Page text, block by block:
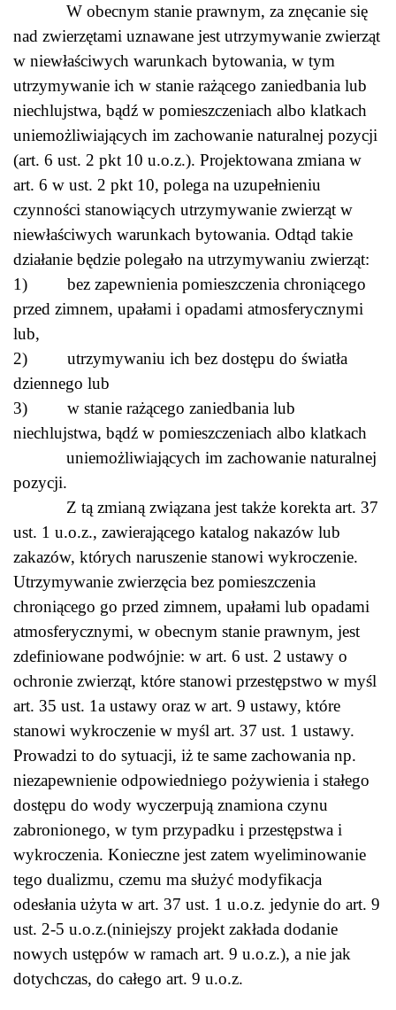
W obecnym stanie prawnym, za znęcanie się
nad zwierzętami uznawane jest utrzymywanie zwierząt
w niewłaściwych warunkach bytowania, w tym
utrzymywanie ich w stanie rażącego zaniedbania lub
niechlujstwa, bądź w pomieszczeniach albo klatkach
uniemożliwiających im zachowanie naturalnej pozycji
(art. 6 ust. 2 pkt 10 u.o.z.). Projektowana zmiana w
art. 6 w ust. 2 pkt 10, polega na uzupełnieniu
czynności stanowiących utrzymywanie zwierząt w
niewłaściwych warunkach bytowania. Odtąd takie
działanie będzie polegało na utrzymywaniu zwierząt:
1) bez zapewnienia pomieszczenia chroniącego
przed zimnem, upałami i opadami atmosferycznymi
lub,
2) utrzymywaniu ich bez dostępu do światła
dziennego lub
3) w stanie rażącego zaniedbania lub
niechlujstwa, bądź w pomieszczeniach albo klatkach
uniemożliwiających im zachowanie naturalnej
pozycji.
Z tą zmianą związana jest także korekta art. 37
ust. 1 u.o.z., zawierającego katalog nakazów lub
zakazów, których naruszenie stanowi wykroczenie.
Utrzymywanie zwierzęcia bez pomieszczenia
chroniącego go przed zimnem, upałami lub opadami
atmosferycznymi, w obecnym stanie prawnym, jest
zdefiniowane podwójnie: w art. 6 ust. 2 ustawy o
ochronie zwierząt, które stanowi przestępstwo w myśl
art. 35 ust. 1a ustawy oraz w art. 9 ustawy, które
stanowi wykroczenie w myśl art. 37 ust. 1 ustawy.
Prowadzi to do sytuacji, iż te same zachowania np.
niezapewnienie odpowiedniego pożywienia i stałego
dostępu do wody wyczerpują znamiona czynu
zabronionego, w tym przypadku i przestępstwa i
wykroczenia. Konieczne jest zatem wyeliminowanie
tego dualizmu, czemu ma służyć modyfikacja
odesłania użyta w art. 37 ust. 1 u.o.z. jedynie do art. 9
ust. 2-5 u.o.z.(niniejszy projekt zakłada dodanie
nowych ustępów w ramach art. 9 u.o.z.), a nie jak
dotychczas, do całego art. 9 u.o.z.